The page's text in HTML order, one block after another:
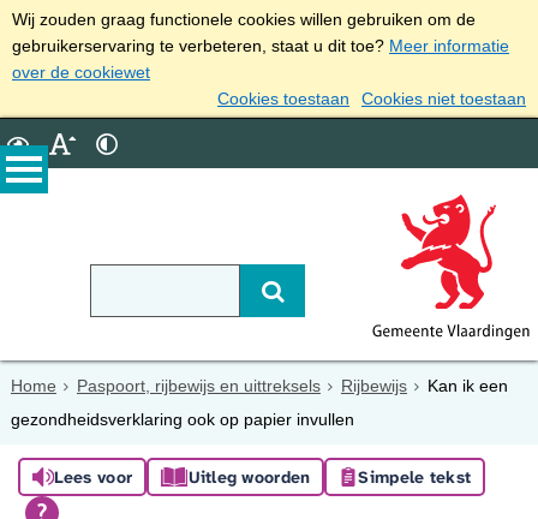
Wij zouden graag functionele cookies willen gebruiken om de
gebruikerservaring te verbeteren, staat u dit toe? Meer informatie
over de cookiewet
Cookies toestaan
Cookies niet toestaan
Home Paspoort, rijbewijs en uittreksels Rijbewijs
Kan ik een
gezondheidsverklaring ook op papier invullen
Lees voor Uitleg woorden Simpele tekst